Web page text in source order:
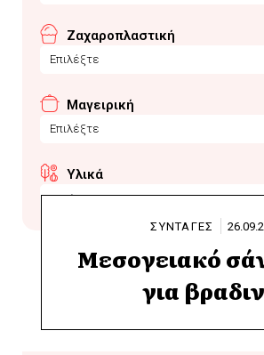
Ζαχαροπλαστική
Επιλέξτε
Μαγειρική
Επιλέξτε
Υλικά
pesto
ΣΥΝΤΑΓΕΣ
Μεσογειακό
για